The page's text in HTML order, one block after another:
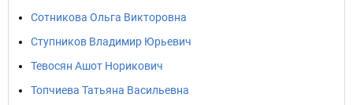
Сотникова Ольга Викторовна
Ступников Владимир Юрьевич
Тевосян Ашот Норикович
Топчиева Татьяна Васильевна